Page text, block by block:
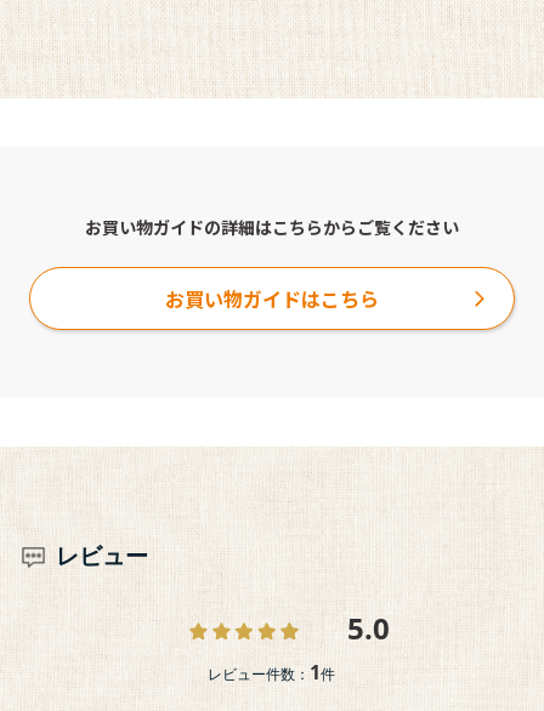
お買い物ガイドの詳細はこちらからご覧ください
お買い物ガイドはこちら
レビュー
5.0
レビュー件数：1件